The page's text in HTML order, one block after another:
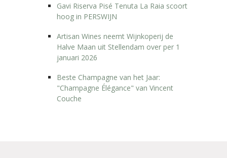
Gavi Riserva Pisé Tenuta La Raia scoort
hoog in PERSWIJN
Artisan Wines neemt Wijnkoperij de
Halve Maan uit Stellendam over per 1
januari 2026
Beste Champagne van het Jaar:
"Champagne Élégance" van Vincent
Couche